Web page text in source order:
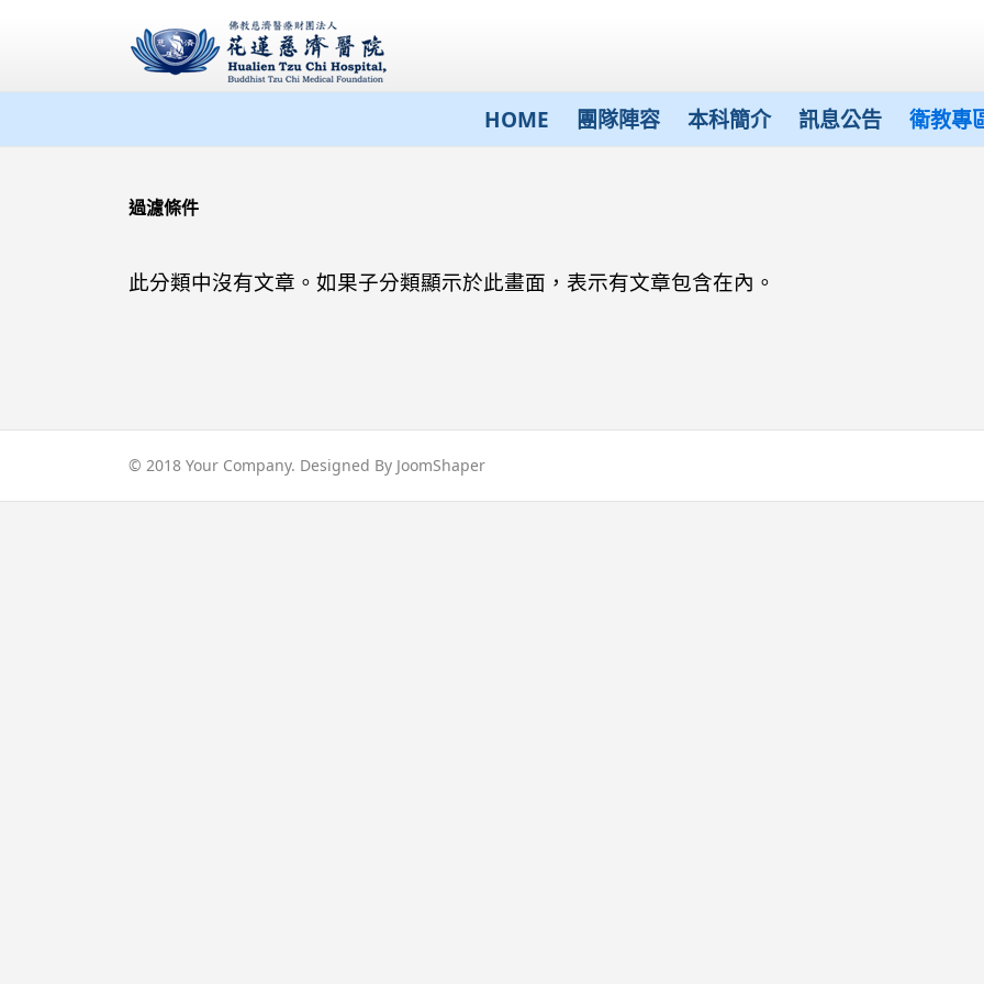
HOME 團隊陣容 本科簡介 訊息公告 衛教專
過濾條件
此分類中沒有文章。如果子分類顯示於此畫面，表示有文章包含在內。
© 2018 Your Company. Designed By JoomShaper